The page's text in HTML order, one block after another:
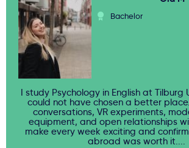
Bachelor
I study Psychology in English at Tilburg
could not have chosen a better
conversations, VR experiments,
equipment, and open relationships
make every week exciting and
abroad was worth it....